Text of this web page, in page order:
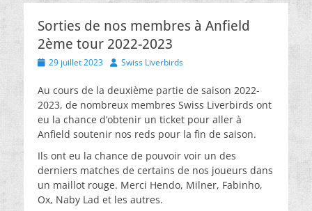
Sorties de nos membres à Anfield
2ème tour 2022-2023
Posted29 juillet 2023 Author
Swiss Liverbirds
Au cours de la deuxième partie de saison 2022-
2023, de nombreux membres Swiss Liverbirds ont
eu la chance d’obtenir un ticket pour aller à
Anfield soutenir nos reds pour la fin de saison.
Ils ont eu la chance de pouvoir voir un des
derniers matches de certains de nos joueurs dans
un maillot rouge. Merci Hendo, Milner, Fabinho,
Ox, Naby Lad et les autres.